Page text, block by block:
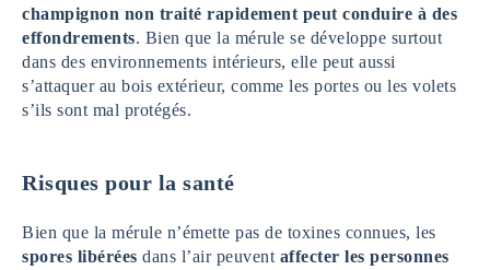
champignon non traité rapidement peut conduire à des
effondrements. Bien que la mérule se développe surtout
dans des environnements intérieurs, elle peut aussi
s’attaquer au bois extérieur, comme les portes ou les volets
s’ils sont mal protégés.
Risques pour la santé
Bien que la mérule n’émette pas de toxines connues, les
spores libérées dans l’air peuvent affecter les personnes